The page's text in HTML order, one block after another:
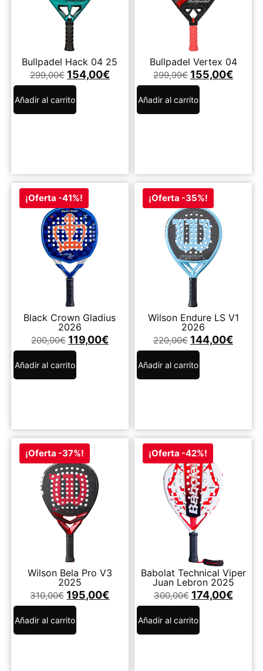
Bullpadel Hack 04 25
299,00€ 154,00€
Añadir al carrito
Bullpadel Vertex 04
299,99€ 155,00€
Añadir al carrito
¡Oferta -41%!
Black Crown Gladius
2026
200,00€ 119,00€
Añadir al carrito
¡Oferta -35%!
Wilson Endure LS V1
2026
220,00€ 144,00€
Añadir al carrito
¡Oferta -37%!
Wilson Bela Pro V3
2025
310,00€ 195,00€
Añadir al carrito
¡Oferta -42%!
Babolat Technical Viper
Juan Lebron 2025
300,00€ 174,00€
Añadir al carrito